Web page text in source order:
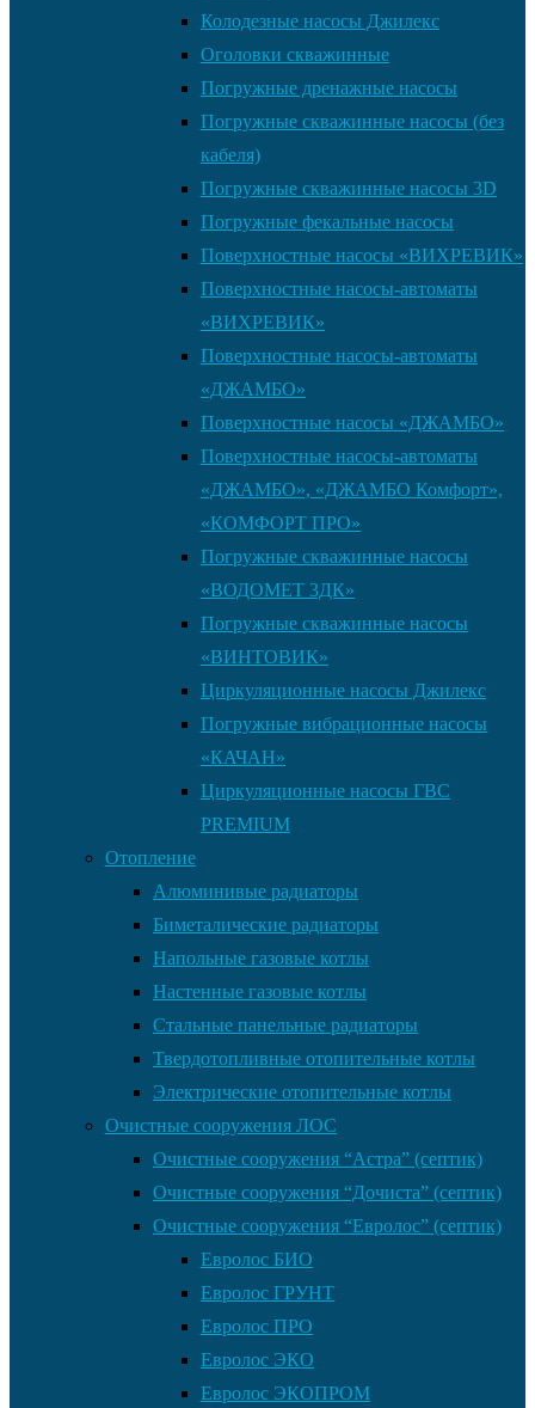
Колодезные насосы Джилекс
Оголовки скважинные
Погружные дренажные насосы
Погружные скважинные насосы (без
кабеля)
Погружные скважинные насосы 3D
Погружные фекальные насосы
Поверхностные насосы «ВИХРЕВИК»
Поверхностные насосы-автоматы
«ВИХРЕВИК»
Поверхностные насосы-автоматы
«ДЖАМБО»
Поверхностные насосы «ДЖАМБО»
Поверхностные насосы-автоматы
«ДЖАМБО», «ДЖАМБО Комфорт»,
«КОМФОРТ ПРО»
Погружные скважинные насосы
«ВОДОМЕТ 3ДК»
Погружные скважинные насосы
«ВИНТОВИК»
Циркуляционные насосы Джилекс
Погружные вибрационные насосы
«КАЧАН»
Циркуляционные насосы ГВС
PREMIUM
Отопление
Алюминивые радиаторы
Биметалические радиаторы
Напольные газовые котлы
Настенные газовые котлы
Стальные панельные радиаторы
Твердотопливные отопительные котлы
Электрические отопительные котлы
Очистные сооружения ЛОС
Очистные сооружения “Астра” (септик)
Очистные сооружения “Дочиста” (септик)
Очистные сооружения “Евролос” (септик)
Евролос БИО
Евролос ГРУНТ
Евролос ПРО
Евролос ЭКО
Евролос ЭКОПРОМ